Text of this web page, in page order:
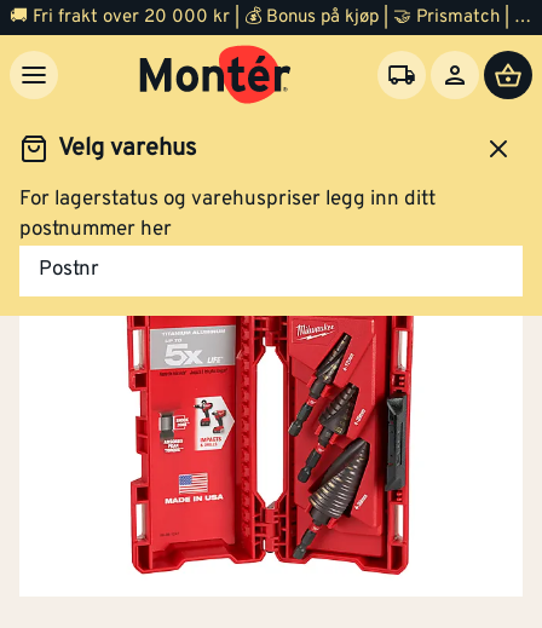
🚚 Fri frakt over 20 000 kr | 💰 Bonus på kjøp | 🤝 Prismatch | ⭐ 100% fornøyd garanti | 🏪 140 byggevarehus
Velg varehus
For lagerstatus og varehuspriser legg inn ditt
postnummer her
Postnr
Verktøy Tilbehør el verktøy